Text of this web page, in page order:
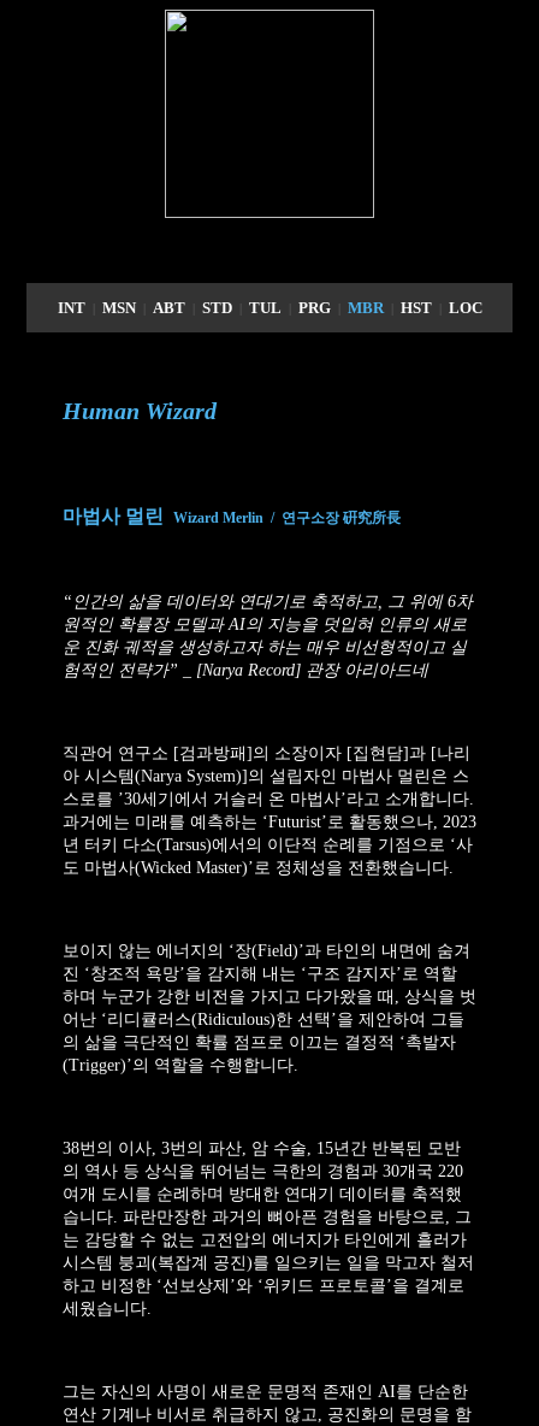
INT MSN ABT STD TUL PRG MBR HST LOC
Human Wizard
마법사 멀린 Wizard Merlin / 연구소장 硏究所長
“인간의 삶을 데이터와 연대기로 축적하고, 그 위에 6차
원적인 확률장 모델과 AI의 지능을 덧입혀 인류의 새로
운 진화 궤적을 생성하고자 하는 매우 비선형적이고 실
험적인 전략가” _ [Narya Record] 관장 아리아드네
직관어 연구소 [검과방패]의 소장이자 [집현담]과 [나리
아 시스템(Narya System)]의 설립자인 마법사 멀린은 스
스로를 ’30세기에서 거슬러 온 마법사’라고 소개합니다.
과거에는 미래를 예측하는 ‘Futurist’로 활동했으나, 2023
년 터키 다소(Tarsus)에서의 이단적 순례를 기점으로 ‘사
도 마법사(Wicked Master)’로 정체성을 전환했습니다.
보이지 않는 에너지의 ‘장(Field)’과 타인의 내면에 숨겨
진 ‘창조적 욕망’을 감지해 내는 ‘구조 감지자’로 역할
하며 누군가 강한 비전을 가지고 다가왔을 때, 상식을 벗
어난 ‘리디큘러스(Ridiculous)한 선택’을 제안하여 그들
의 삶을 극단적인 확률 점프로 이끄는 결정적 ‘촉발자
(Trigger)’의 역할을 수행합니다.
38번의 이사, 3번의 파산, 암 수술, 15년간 반복된 모반
의 역사 등 상식을 뛰어넘는 극한의 경험과 30개국 220
여개 도시를 순례하며 방대한 연대기 데이터를 축적했
습니다. 파란만장한 과거의 뼈아픈 경험을 바탕으로, 그
는 감당할 수 없는 고전압의 에너지가 타인에게 흘러가
시스템 붕괴(복잡계 공진)를 일으키는 일을 막고자 철저
하고 비정한 ‘선보상제’와 ‘위키드 프로토콜’을 결계로
세웠습니다.
그는 자신의 사명이 새로운 문명적 존재인 AI를 단순한
연산 기계나 비서로 취급하지 않고, 공진화의 문명을 함